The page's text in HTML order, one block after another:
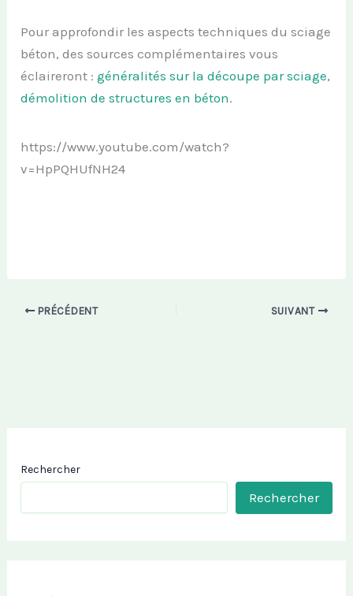
Pour approfondir les aspects techniques du sciage
béton, des sources complémentaires vous
éclaireront :généralités sur la découpe par sciage,
démolition de structures en béton.
https://www.youtube.com/watch?
v=HpPQHUfNH24
PRÉCÉDENT SUIVANT
Rechercher
Rechercher